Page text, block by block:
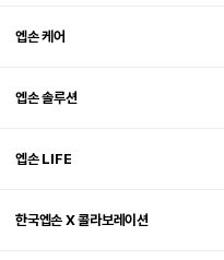
엡손 케어
엡손 솔루션
엡손 LIFE
한국엡손 X 콜라보레이션